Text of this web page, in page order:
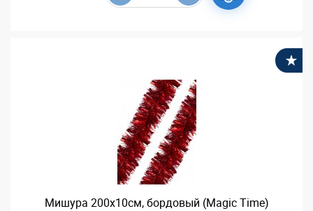
Мишура 200х10см, бордовый (Magic Time)